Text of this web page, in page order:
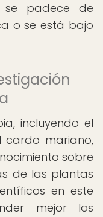
se padece de
o se está bajo
incluyendo el
cardo mariano,
sobre
de las plantas
en este
mejor los